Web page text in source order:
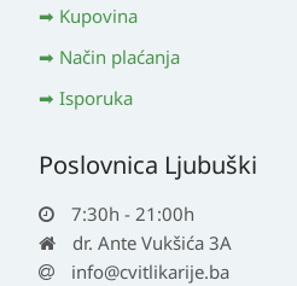
Kupovina
Način plaćanja
Isporuka
Poslovnica Ljubuški
7:30h - 21:00h
dr. Ante Vukšića 3A
info@cvitlikarije.ba